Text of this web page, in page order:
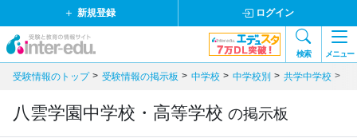
新規登録 ログイン
検索 メニュー
受験情報のトップ 受験情報の掲示板 中学校 中学校別 共学中学校
八雲学園中学校・高等学校 の掲示板